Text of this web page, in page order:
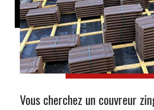
Vous cherchez un couvreur